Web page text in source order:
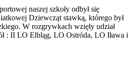
naszej szkoły odbył się
Dziewcząt stawką, którego był
W rozgrywkach wzięły udział
: II LO Elbląg, LO Ostróda, LO Iława i